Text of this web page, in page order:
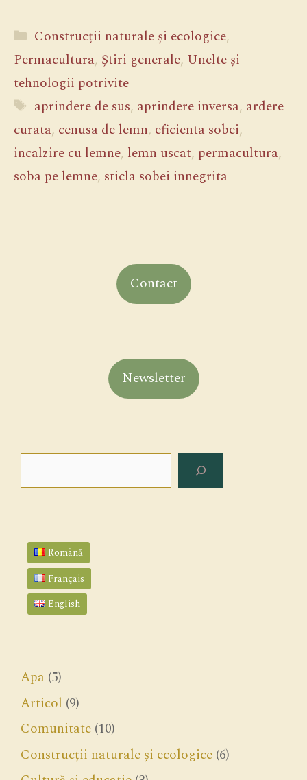
Categorii
Construcții naturale și ecologice,
Permacultura, Știri generale, Unelte și
tehnologii potrivite
Etichete
aprindere de sus, aprindere inversa, ardere
curata, cenusa de lemn, eficienta sobei,
incalzire cu lemne, lemn uscat, permacultura,
soba pe lemne, sticla sobei innegrita
Contact
Newsletter
Română
Français
English
Apa (5)
Articol (9)
Comunitate (10)
Construcții naturale și ecologice (6)